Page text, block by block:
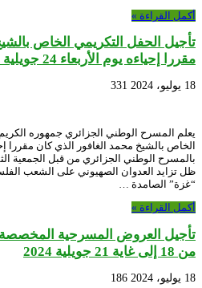
أكمل القراءة »
تأجيل الحفل التكريمي الخاص
مقررا إحياءه يوم الأربعاء 24 جويلية 2024
18 يوليو، 2024 331
يعلم المسرح الوطني الجزائري جمهوره
بالمسرح الوطني الجزائري من قبل الجمعية
ظل تزايد العدوان الصهيوني على الشعب
“غزة” الصامدة …
أكمل القراءة »
تأجيل العروض المسرحية
من 18 إلى غاية 21 جويلية 2024
18 يوليو، 2024
186